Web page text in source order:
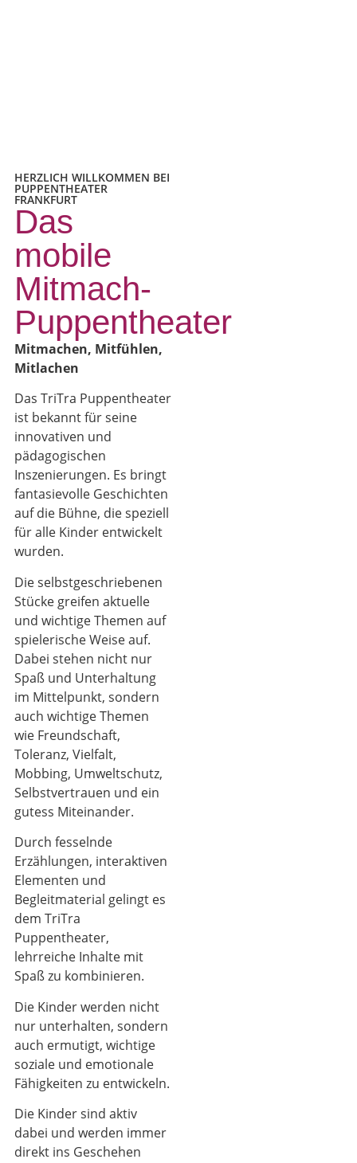
HERZLICH WILLKOMMEN BEI
PUPPENTHEATER
FRANKFURT
Das
mobile
Mitmach-
Puppentheater
Mitmachen, Mitfühlen,
Mitlachen
Das TriTra Puppentheater
ist bekannt für seine
innovativen und
pädagogischen
Inszenierungen. Es bringt
fantasievolle Geschichten
auf die Bühne, die speziell
für alle Kinder entwickelt
wurden.
Die selbstgeschriebenen
Stücke greifen aktuelle
und wichtige Themen auf
spielerische Weise auf.
Dabei stehen nicht nur
Spaß und Unterhaltung
im Mittelpunkt, sondern
auch wichtige Themen
wie Freundschaft,
Toleranz, Vielfalt,
Mobbing, Umweltschutz,
Selbstvertrauen und ein
gutess Miteinander.
Durch fesselnde
Erzählungen, interaktiven
Elementen und
Begleitmaterial gelingt es
dem TriTra
Puppentheater,
lehrreiche Inhalte mit
Spaß zu kombinieren.
Die Kinder werden nicht
nur unterhalten, sondern
auch ermutigt, wichtige
soziale und emotionale
Fähigkeiten zu entwickeln.
Die Kinder sind aktiv
dabei und werden immer
direkt ins Geschehen